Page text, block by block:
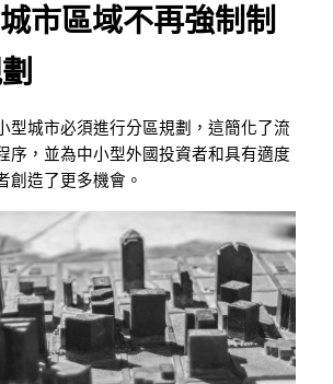
市區域不再強制制
型城市必須進行分區規劃，這簡化了流
序，並為中小型外國投資者和具有適度
創造了更多機會。